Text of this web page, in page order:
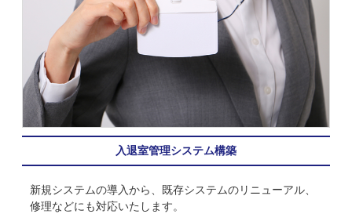
入退室管理システム構築
新規システムの導入から、既存システムのリニューアル、
修理などにも対応いたします。